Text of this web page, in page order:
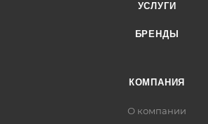
УСЛУГИ
БРЕНДЫ
КОМПАНИЯ
О компании